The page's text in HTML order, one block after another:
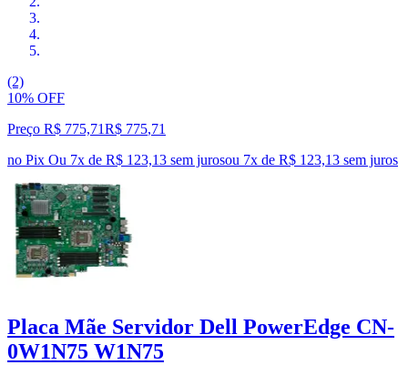
(2)
10% OFF
Preço R$ 775,71R$ 775,71
no Pix Ou 7x de R$ 123,13 sem jurosou 7x de R$ 123,13 sem juros
Placa Mãe Servidor Dell PowerEdge CN-
0W1N75 W1N75